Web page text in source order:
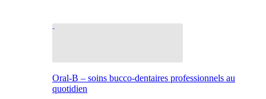
Oral-B – soins bucco-dentaires professionnels au
quotidien